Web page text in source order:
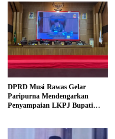
DPRD Musi Rawas Gelar
Paripurna Mendengarkan
Penyampaian LKPJ Bupati